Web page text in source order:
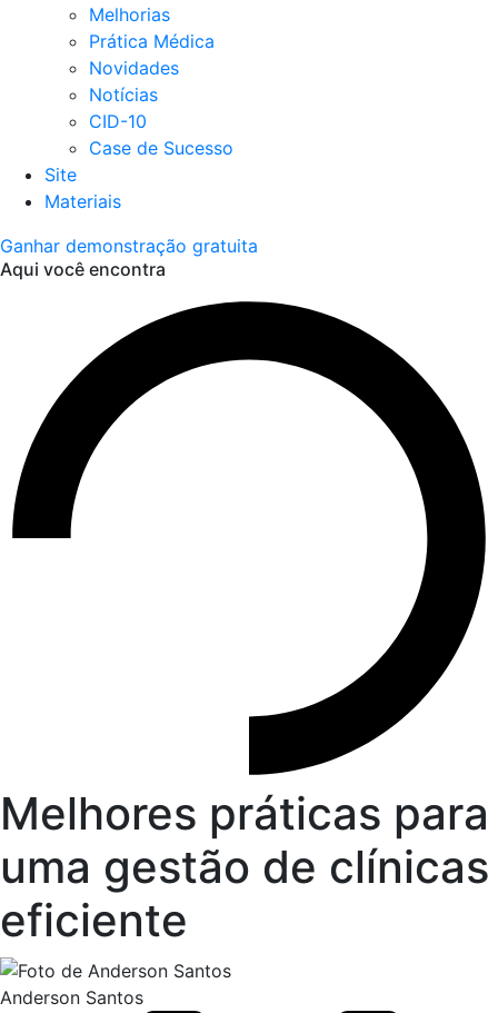
Melhorias
Prática Médica
Novidades
Notícias
CID-10
Case de Sucesso
Site
Materiais
Ganhar demonstração gratuita
Aqui você encontra
Melhores práticas para
uma gestão de clínicas
eficiente
Anderson Santos